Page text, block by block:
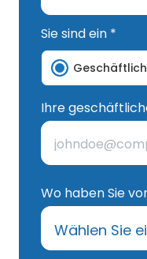
Sie sind ein *
Geschäftlich
Ihre
Wo haben Sie